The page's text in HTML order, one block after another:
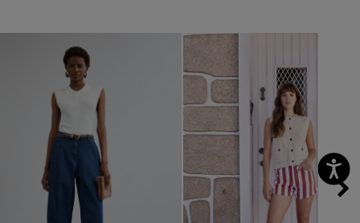
Next Previous